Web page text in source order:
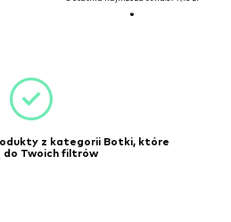
z kategorii Botki, które
do Twoich filtrów